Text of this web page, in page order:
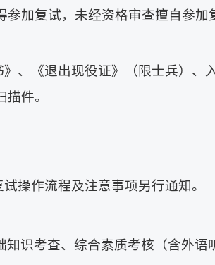
加复试，未经资格审查擅自参加
、《退出现役证》（限士兵）、
件。
操作流程及注意事项另行通知。
识考查、综合素质考核（含外语